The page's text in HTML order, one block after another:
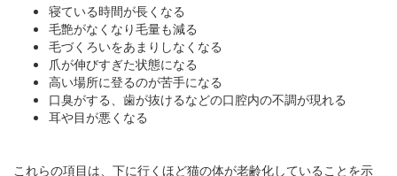
寝ている時間が長くなる
毛艶がなくなり毛量も減る
毛づくろいをあまりしなくなる
爪が伸びすぎた状態になる
高い場所に登るのが苦手になる
口臭がする、歯が抜けるなどの口腔内の不調が現れる
耳や目が悪くなる
これらの項目は、下に行くほど猫の体が老齢化していることを示